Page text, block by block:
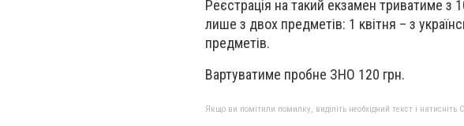
Реєстрація на такий екзамен триватиме
лише з двох предметів: 1 квітня – з
предметів.
Вартуватиме пробне ЗНО 120 грн.
Якщо ви помітили помилку, виділіть необхідний текст і